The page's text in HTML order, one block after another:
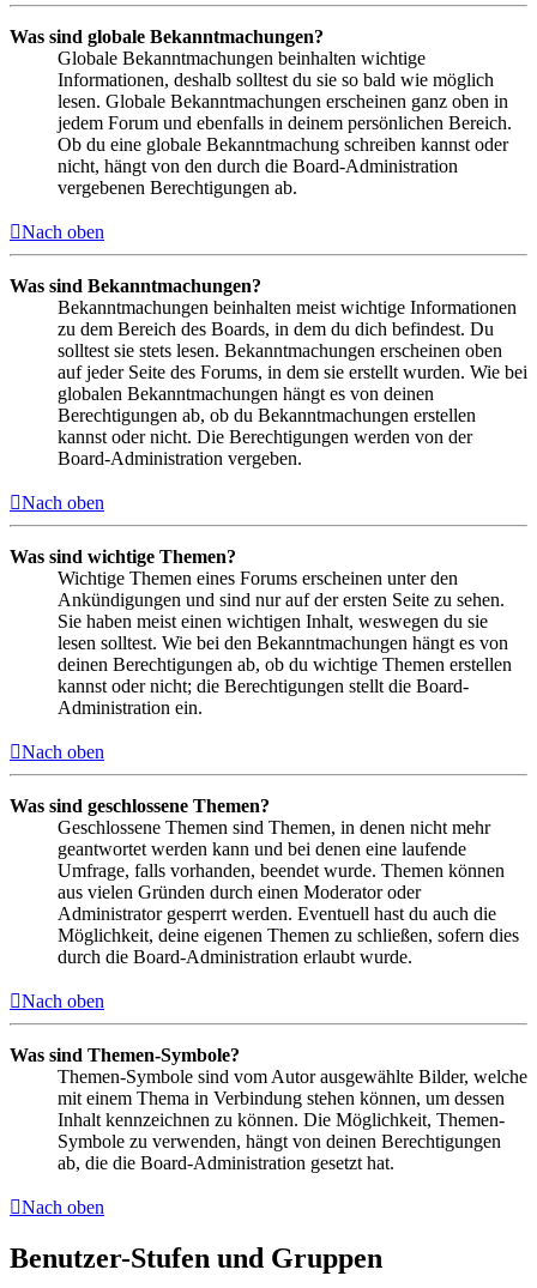
Was sind globale Bekanntmachungen?
Globale Bekanntmachungen beinhalten wichtige
Informationen, deshalb solltest du sie so bald wie möglich
lesen. Globale Bekanntmachungen erscheinen ganz oben in
jedem Forum und ebenfalls in deinem persönlichen Bereich.
Ob du eine globale Bekanntmachung schreiben kannst oder
nicht, hängt von den durch die Board-Administration
vergebenen Berechtigungen ab.
Nach oben
Was sind Bekanntmachungen?
Bekanntmachungen beinhalten meist wichtige Informationen
zu dem Bereich des Boards, in dem du dich befindest. Du
solltest sie stets lesen. Bekanntmachungen erscheinen oben
auf jeder Seite des Forums, in dem sie erstellt wurden. Wie bei
globalen Bekanntmachungen hängt es von deinen
Berechtigungen ab, ob du Bekanntmachungen erstellen
kannst oder nicht. Die Berechtigungen werden von der
Board-Administration vergeben.
Nach oben
Was sind wichtige Themen?
Wichtige Themen eines Forums erscheinen unter den
Ankündigungen und sind nur auf der ersten Seite zu sehen.
Sie haben meist einen wichtigen Inhalt, weswegen du sie
lesen solltest. Wie bei den Bekanntmachungen hängt es von
deinen Berechtigungen ab, ob du wichtige Themen erstellen
kannst oder nicht; die Berechtigungen stellt die Board-
Administration ein.
Nach oben
Was sind geschlossene Themen?
Geschlossene Themen sind Themen, in denen nicht mehr
geantwortet werden kann und bei denen eine laufende
Umfrage, falls vorhanden, beendet wurde. Themen können
aus vielen Gründen durch einen Moderator oder
Administrator gesperrt werden. Eventuell hast du auch die
Möglichkeit, deine eigenen Themen zu schließen, sofern dies
durch die Board-Administration erlaubt wurde.
Nach oben
Was sind Themen-Symbole?
Themen-Symbole sind vom Autor ausgewählte Bilder, welche
mit einem Thema in Verbindung stehen können, um dessen
Inhalt kennzeichnen zu können. Die Möglichkeit, Themen-
Symbole zu verwenden, hängt von deinen Berechtigungen
ab, die die Board-Administration gesetzt hat.
Nach oben
Benutzer-Stufen und Gruppen